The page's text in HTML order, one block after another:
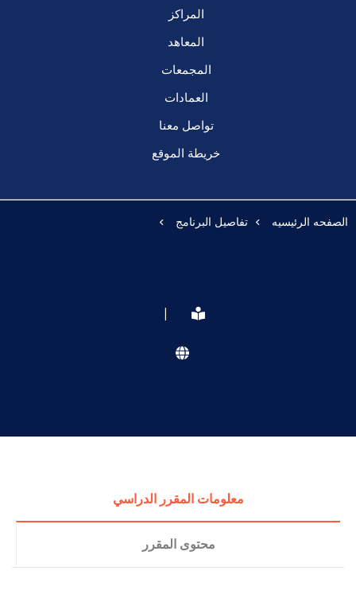
المراكز
المعاهد
المجمعات
العمادات
تواصل معنا
خريطة الموقع
الصفحه الرئيسيه تفاصيل البرنامج
|
معلومات المقرر الدراسي
محتوى المقرر